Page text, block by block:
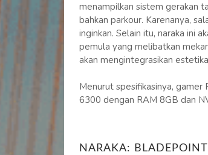
menampilkan sistem gerakan
bahkan parkour. Karenanya,
inginkan. Selain itu, naraka ini
pemula yang melibatkan
akan mengintegrasikan
Menurut spesifikasinya,
6300 dengan RAM 8GB dan
NARAKA: